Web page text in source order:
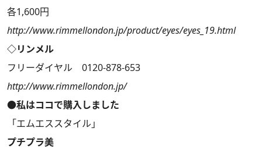
各1,600円
http://www.rimmellondon.jp/product/eyes/eyes_19.html
◇リンメル
フリーダイヤル 0120-878-653
http://www.rimmellondon.jp/
●私はココで購入しました
「エムエススタイル」
プチプラ美